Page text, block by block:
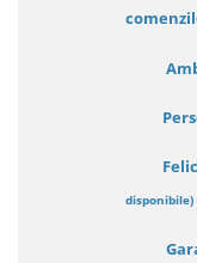
disponibile)